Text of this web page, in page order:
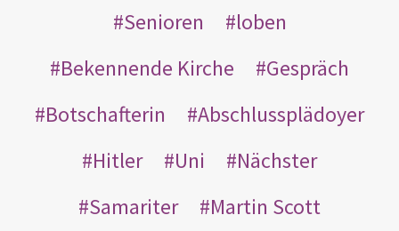
Senioren
loben
Bekennende Kirche
Gespräch
Botschafterin
Abschlussplädoyer
Hitler
Uni
Nächster
Samariter
Martin Scott